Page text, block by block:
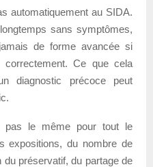
automatiquement au SIDA.
sans symptômes,
de forme avancée si
Ce que cela
diagnostic précoce peut
pas le même pour tout le
expositions, du nombre de
du préservatif, du partage de